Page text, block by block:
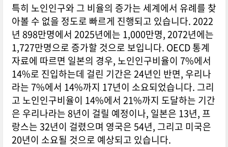
특히 노인인구와 그 비율의 증가는 세계에서 유례를 찾
아볼 수 없을 정도로 빠르게 진행되고 있습니다. 2022
년 898만명에서 2025년에는 1,000만명, 2072년에는
1,727만명으로 증가할 것으로 보입니다. OECD 통계
자료에 따르면 일본의 경우, 노인인구비율이 7%에서
14%로 진입하는데 걸린 기간은 24년인 반면, 우리나
라는 7%에서 14%까지 17년이 소요되었습니다. 그리
고 노인인구비율이 14%에서 21%까지 도달하는 기간
은 우리나라는 8년이 걸릴 예정이나, 일본은 13년, 프
랑스는 32년이 걸렸으며 영국은 54년, 그리고 미국은
20년이 소요될 것으로 예상되고 있습니다.